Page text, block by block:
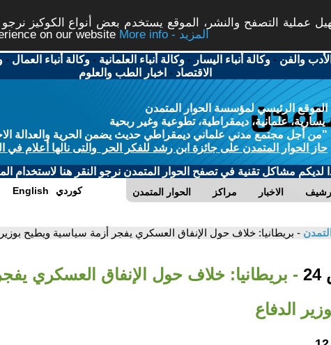
عملية التصفح والنشر، الموقع يستخدم بعض أنواع الكوكيز
on our website
More info - المزيد
والفن -وكالة أنباء اليسار -وكالة أنباء العلمانية -وكالة أنباء العمال -
الاقتصاد - اخبار الطب والعلوم
الموقع الرئيسي لمؤسسة الحوار المتمدن
يسارية، علمانية، ديمقراطية، تطوعية وغير ربحية
"من أجل مجتمع مدني علماني ديمقراطي حديث يضمن الحرية والعدالة
حاز الحوار المتمدن على جائزة ابن رشد للفكر الحر والتى نالها أعلام في
لديكم مشاكل تقنية في تصفح الحوار المتمدن نرجو النقر هنا لاستخدام
الحوار المتمدن مراكز الاخبار English كوردي
- بريطانيا: خلاف حول الإنفاق العسكري يفجر أزمة سياسية ويطيح بوزير
- بريطانيا: خلاف حول الإنفاق العسكري
الدفاع